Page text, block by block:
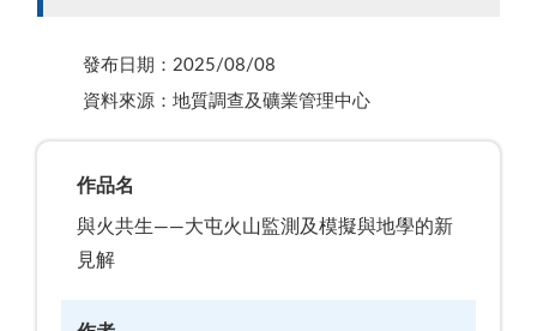
發布日期：2025/08/08
資料來源：地質調查及礦業管理中心
作品名
與火共生——大屯火山監測及模擬與地學的新
見解